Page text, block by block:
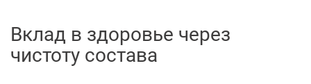
Вклад в здоровье через
чистоту состава